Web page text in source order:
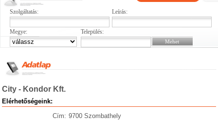
Szolgáltatás: Leírás:
Megye: Település:
City - Kondor Kft.
Elérhetőségeink:
Cím: 9700 Szombathely